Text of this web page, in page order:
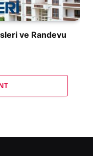
ve Randevu